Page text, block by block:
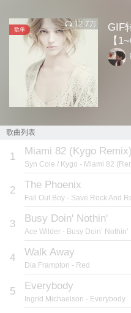
歌单
12.7万
GIF
【
歌曲列表
1 Miami 82 (Kygo Remix)
Syn Cole / Kygo - Miami 82
2 The Phoenix
Fall Out Boy - Save Rock And
3 Busy Doin' Nothin'
Ace Wilder - Busy Doin’ Nothin’
4 Walk Away
Dia Frampton - Red
5 Everybody
Ingrid Michaelson - Everybody